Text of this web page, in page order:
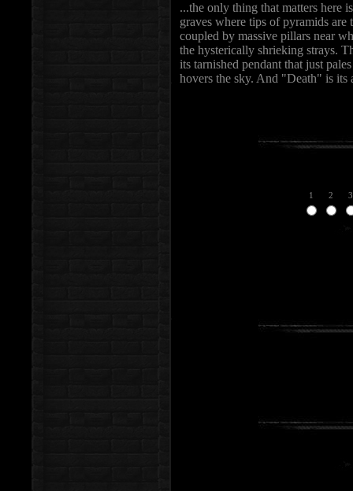
...the only thing that matters here
graves where tips of pyramids
coupled by massive pillars near
the hysterically shrieking strays.
its tarnished pendant that just
hovers the sky. And "Death" is its
1 2 3